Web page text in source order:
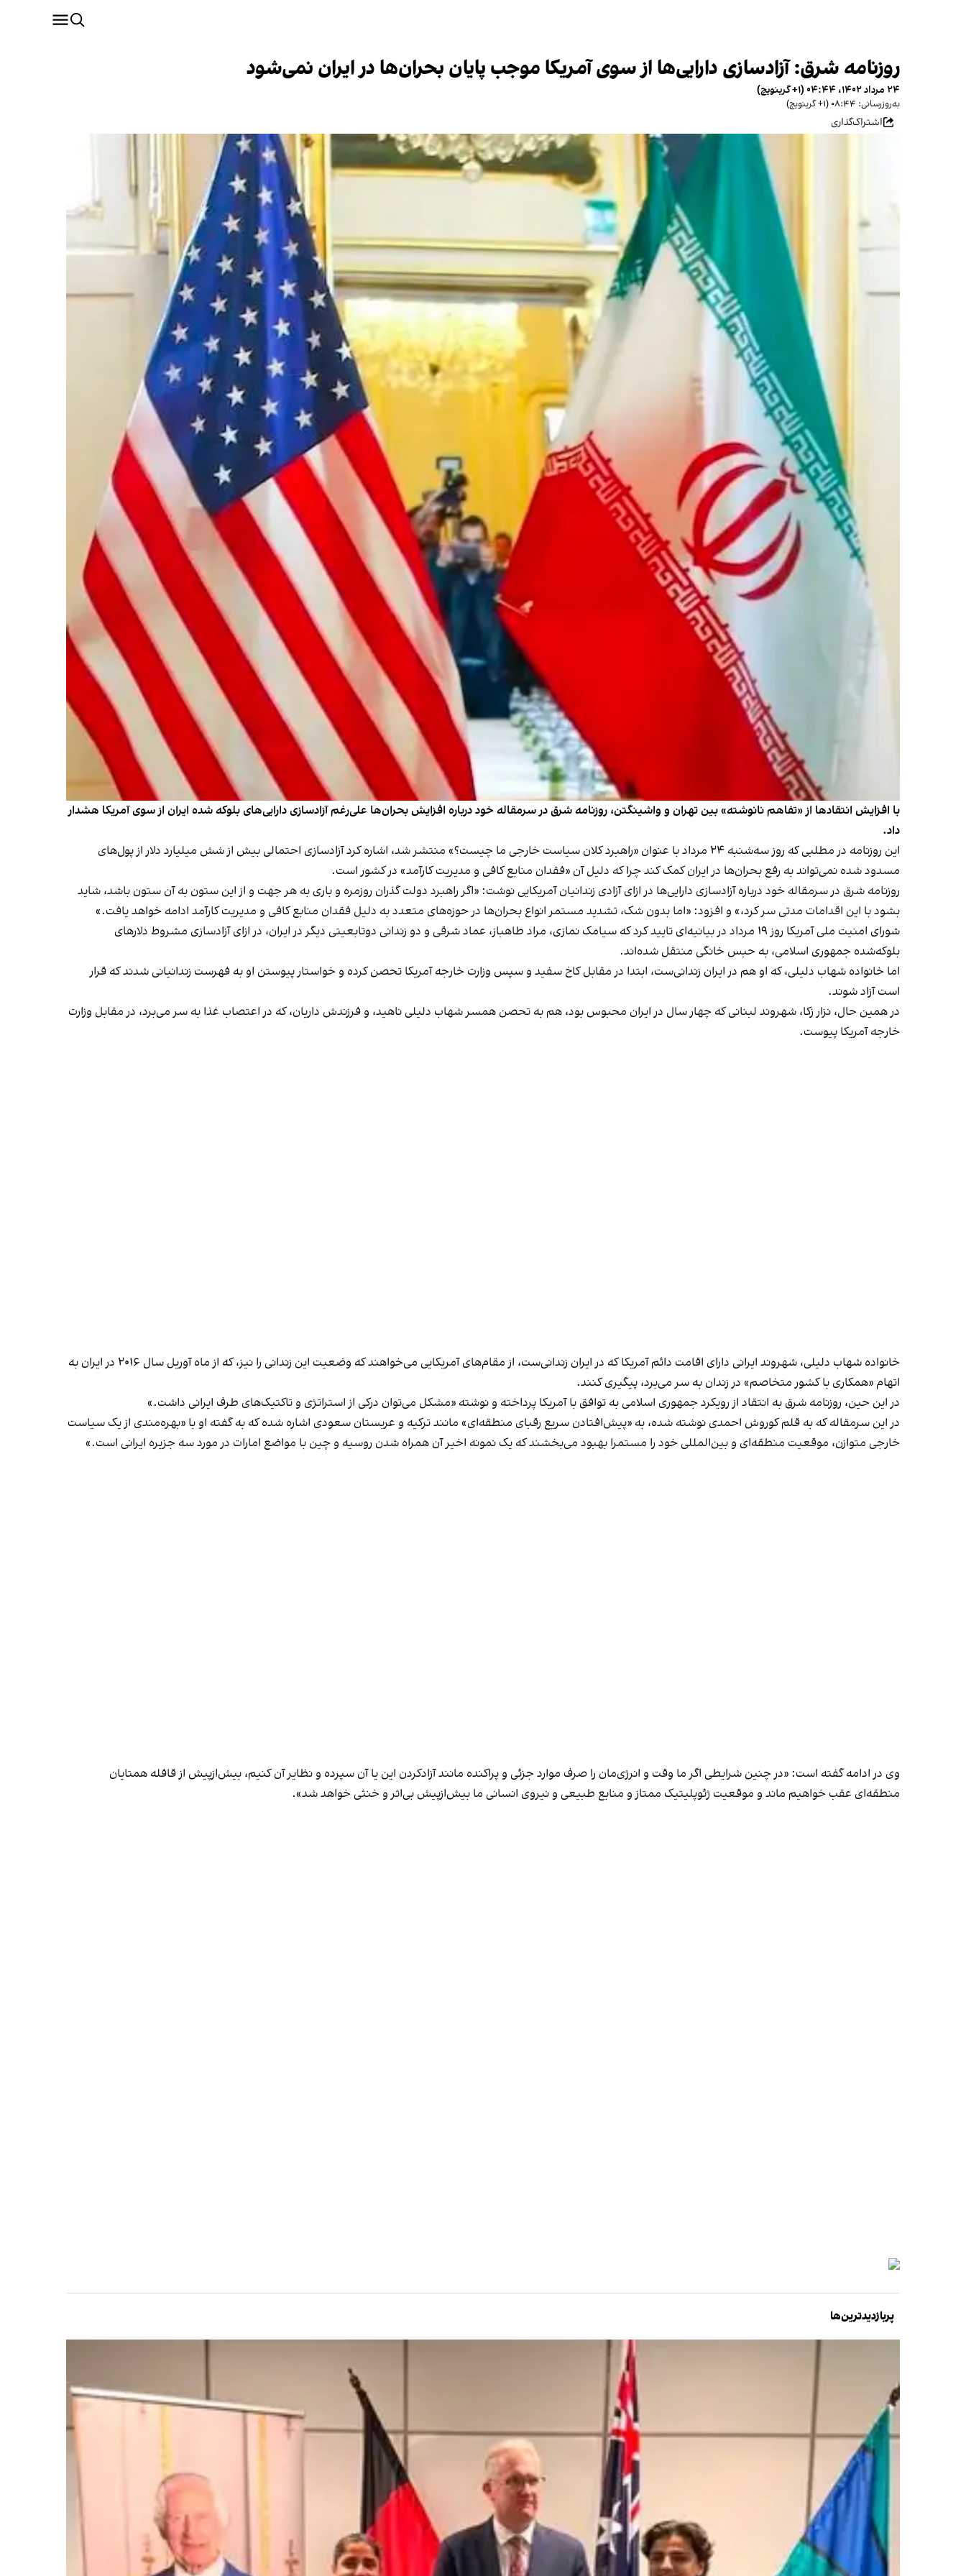
روزنامه شرق: آزادسازی دارایی‌ها از سوی آمریکا موجب پایان بحران‌ها در ایران نمی‌شود
۲۴ مرداد ۱۴۰۲، ۰۴:۴۴ (‎+۱ گرینویچ)
به‌روزرسانی: ۰۸:۴۴ (‎+۱ گرینویچ)
اشتراک‌گذاری
با افزایش انتقادها از «تفاهم نانوشته» بین تهران و واشینگتن، روزنامه شرق در سرمقاله خود درباره افزایش بحران‌ها علی‌رغم آزادسازی دارایی‌های بلوکه شده ایران از سوی آمریکا هشدار
داد.
این روزنامه در مطلبی که روز سه‌شنبه ۲۴ مرداد با عنوان «راهبرد کلان سیاست خارجی ما چیست؟» منتشر شد، اشاره کرد آزادسازی احتمالی بیش از شش میلیارد دلار از پول‌های
مسدود شده نمی‌تواند به رفع بحران‌ها در ایران کمک کند چرا که دلیل آن «فقدان منابع کافی و مدیریت کارآمد» در کشور است.
روزنامه شرق در سرمقاله خود درباره آزادسازی دارایی‌ها در ازای آزادی زندانیان آمریکایی نوشت: «اگر راهبرد دولت گذران روزمره و باری به هر جهت و از این ستون به آن ستون باشد، شاید
بشود با این اقدامات مدتی سر کرد،» و افزود: «اما بدون شک، تشدید مستمر انواع بحران‌ها در حوزه‌های متعدد به دلیل فقدان منابع کافی و مدیریت کارآمد ادامه خواهد یافت.»
شورای امنیت ملی آمریکا روز ۱۹ مرداد در بیانیه‌ای تایید کرد که سیامک نمازی، مراد طاهباز، عماد شرقی و دو زندانی دوتابعیتی دیگر در ایران، در ازای آزادسازی مشروط دلارهای
بلوکه‌شده جمهوری اسلامی، به حبس خانگی منتقل شده‌اند.
اما خانواده شهاب دلیلی، که او هم در ایران زندانی‌ست، ابتدا در مقابل کاخ سفید و سپس وزارت خارجه آمریکا تحصن کرده و خواستار پیوستن او به فهرست زندانیانی شدند که قرار
است آزاد شوند.
در همین حال، نزار زکا، شهروند لبنانی که چهار سال در ایران محبوس بود، هم به تحصن همسر شهاب دلیلی ناهید، و فرزندش داریان، که در اعتصاب غذا به سر می‌برد، در مقابل وزارت
خارجه آمریکا پیوست.
خانواده شهاب دلیلی، شهروند ایرانی دارای اقامت دائم آمریکا که در ایران زندانی‌ست، از مقام‌های آمریکایی می‌خواهند که وضعیت این زندانی را نیز، که از ماه آوریل سال ۲۰۱۶ در ایران به
اتهام «همکاری با کشور متخاصم» در زندان به سر می‌برد، پیگیری کنند.
در این حین، روزنامه شرق به انتقاد از رویکرد جمهوری اسلامی به توافق با آمریکا پرداخته و نوشته «مشکل می‌توان درکی از استراتژی و تاکتیک‌های طرف ایرانی داشت.»
در این سرمقاله که به قلم کوروش احمدی نوشته شده، به «پیش‌افتادن سریع رقبای منطقه‌ای» مانند ترکیه و عربستان سعودی اشاره شده که به گفته او با «بهره‌مندی از یک سیاست
خارجی متوازن، موقعیت منطقه‌ای و بین‌المللی خود را مستمرا بهبود می‌بخشند که یک نمونه اخیر آن همراه‌ شدن روسیه و چین با مواضع امارات در مورد سه جزیره ایرانی است.»
وی در ادامه گفته است: «در چنین شرایطی‌ اگر ما وقت و انرژی‌مان را صرف موارد جزئی و پراکنده مانند آزاد‌کردن این یا آن سپرده و نظایر آن کنیم، بیش‌از‌پیش از قافله همتایان
منطقه‌ای عقب خواهیم ماند و موقعیت ژئوپلیتیک ممتاز و منابع طبیعی و نیروی انسانی ما بیش‌از‌پیش بی‌اثر و خنثی خواهد شد».
پربازدیدترین‌ها